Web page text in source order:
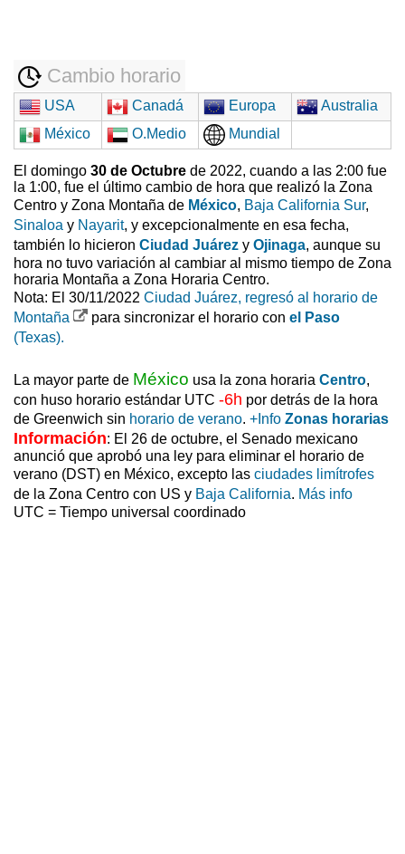
Cambio horario
USA Canadá Europa
Australia
México
O.Medio Mundial
El domingo 30 de Octubre de 2022, cuando a las 2:00 fue
la 1:00, fue el último cambio de hora que realizó la Zona
Centro y Zona Montaña de México, Baja California Sur,
Sinaloa y Nayarit, y excepcionalmente en esa fecha,
también lo hicieron Ciudad Juárez y Ojinaga, aunque su
hora no tuvo variación al cambiar al mismo tiempo de Zona
horaria Montaña a Zona Horaria Centro.
Nota: El 30/11/2022 Ciudad Juárez, regresó al horario de
Montaña
para sincronizar el horario con el Paso
(Texas).
La mayor parte de México usa la zona horaria Centro,
con huso horario estándar UTC -6h por detrás de la hora
de Greenwich sin horario de verano. +Info Zonas horarias
Información: El 26 de octubre, el Senado mexicano
anunció que aprobó una ley para eliminar el horario de
verano (DST) en México, excepto las ciudades limítrofes
de la Zona Centro con US y Baja California. Más info
UTC = Tiempo universal coordinado